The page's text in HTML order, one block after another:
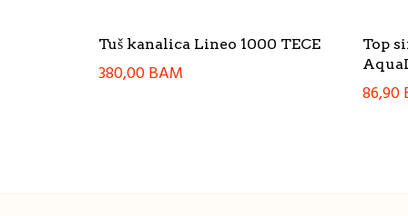
Tuš kanalica Lineo 1000 TECE
380,00BAM
Top
86,90